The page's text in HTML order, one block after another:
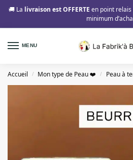
🚚 La livraison est OFFERTE en point
minimum
MENU
Accueil / Mon type de Peau ❤️ / Peau à